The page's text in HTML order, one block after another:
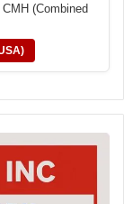
(Combined